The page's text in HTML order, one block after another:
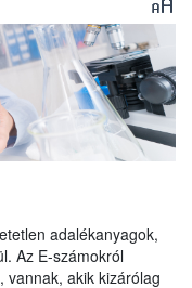
adalékanyagok,
Az E-számokról
vannak, akik kizárólag